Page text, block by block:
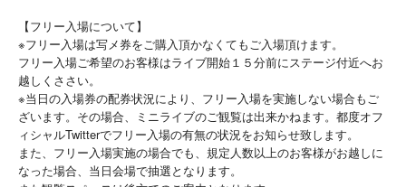
【フリー入場について】
※フリー入場は写メ券をご購入頂かなくてもご入場頂けます。
フリー入場ご希望のお客様はライブ開始１５分前にステージ付近へお
越しくささい。
※当日の入場券の配券状況により、フリー入場を実施しない場合もご
ざいます。その場合、ミニライブのご観覧は出来かねます。都度オフ
ィシャルTwitterでフリー入場の有無の状況をお知らせ致します。
また、フリー入場実施の場合でも、規定人数以上のお客様がお越しに
なった場合、当日会場で抽選となります。